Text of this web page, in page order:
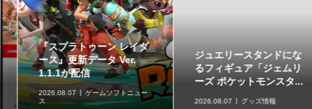
ジュエリースタンドにな
るフィギュア「ジェムリ
ーズ ポケットモンスタ...
2026.08.07 グッズ情報
草タイプのポケモンが集
合！「ポケットモンスタ
ー スイングコレクショ...
2026.08.07 グッズ情報